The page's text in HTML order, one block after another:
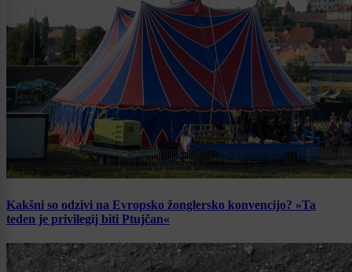
Kakšni so odzivi na Evropsko žonglersko konvencijo? »Ta
teden je privilegij biti Ptujčan«